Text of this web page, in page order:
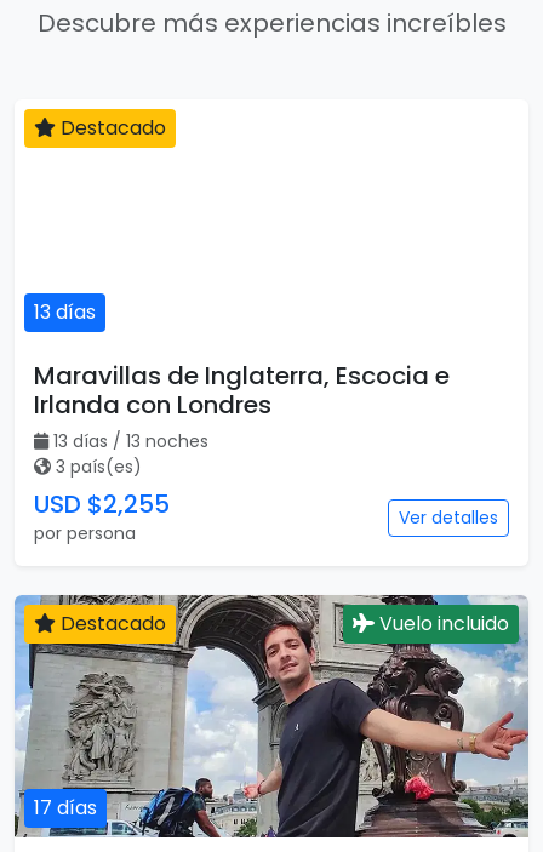
Descubre más experiencias increíbles
13 días
Destacado
Maravillas de Inglaterra, Escocia e
Irlanda con Londres
13 días / 13 noches
3 país(es)
USD $2,255
por persona
Ver detalles
17 días
Destacado Vuelo incluido